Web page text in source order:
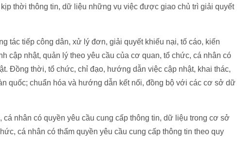
thời thông tin, dữ liệu những vụ việc được giao chủ trì giải quyết
tác tiếp công dân, xử lý đơn, giải quyết khiếu nại, tố cáo, kiến
cập nhật, quản lý theo yêu cầu của cơ quan, tổ chức, cá nhân có
Đồng thời, tổ chức, chỉ đạo, hướng dẫn việc cập nhật, khai thác,
quốc; chuẩn hóa và hướng dẫn kết nối, đồng bộ với các cơ sở dữ
nhân có quyền yêu cầu cung cấp thông tin, dữ liệu trong cơ sở
cá nhân có thẩm quyền yêu cầu cung cấp thông tin theo quy